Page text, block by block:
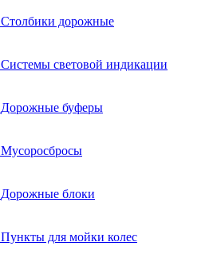
Столбики дорожные
Системы световой индикации
Дорожные буферы
Мусоросбросы
Дорожные блоки
Пункты для мойки колес